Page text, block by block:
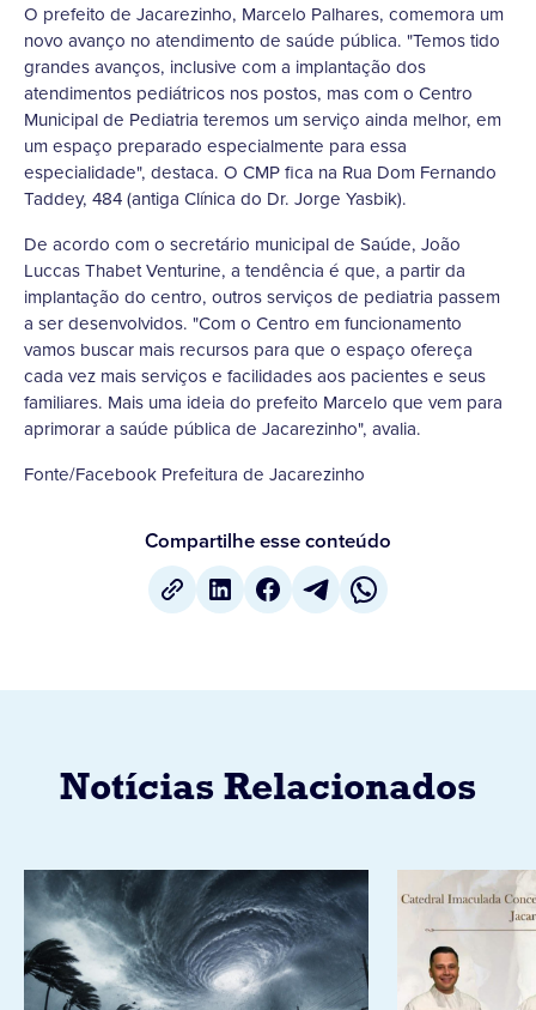
O prefeito de Jacarezinho, Marcelo Palhares, comemora um
novo avanço no atendimento de saúde pública. "Temos tido
grandes avanços, inclusive com a implantação dos
atendimentos pediátricos nos postos, mas com o Centro
Municipal de Pediatria teremos um serviço ainda melhor, em
um espaço preparado especialmente para essa
especialidade", destaca. O CMP fica na Rua Dom Fernando
Taddey, 484 (antiga Clínica do Dr. Jorge Yasbik).
De acordo com o secretário municipal de Saúde, João
Luccas Thabet Venturine, a tendência é que, a partir da
implantação do centro, outros serviços de pediatria passem
a ser desenvolvidos. "Com o Centro em funcionamento
vamos buscar mais recursos para que o espaço ofereça
cada vez mais serviços e facilidades aos pacientes e seus
familiares. Mais uma ideia do prefeito Marcelo que vem para
aprimorar a saúde pública de Jacarezinho", avalia.
Fonte/Facebook Prefeitura de Jacarezinho
Compartilhe esse conteúdo
Notícias Relacionados